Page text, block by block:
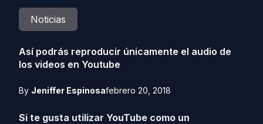
Noticias
Así podrás reproducir únicamente el audio de
los videos en Youtube
By Jeniffer Espinosafebrero 20, 2018
Si te gusta utilizar YouTube como un